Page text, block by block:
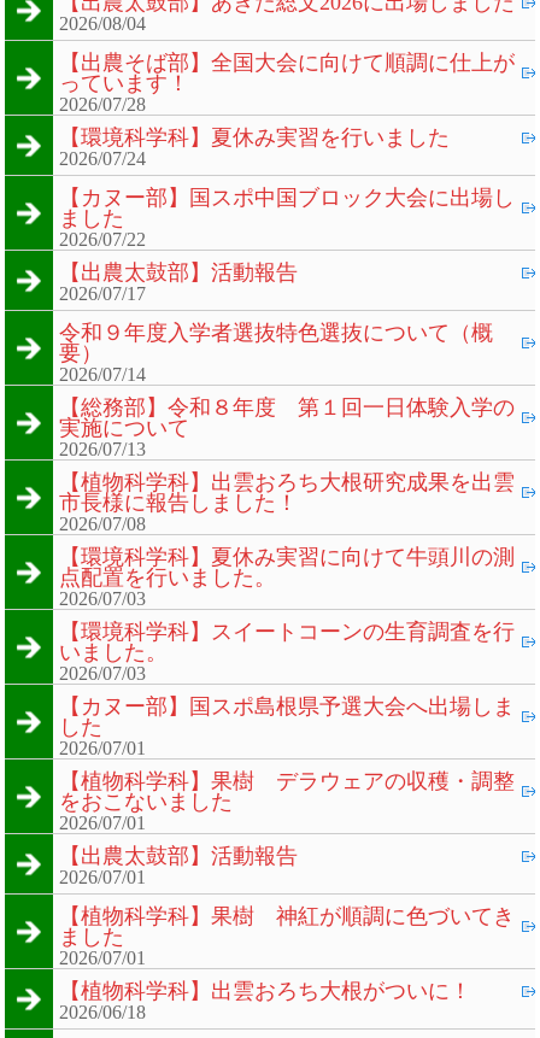
2026/08/04
【出農そば部】全国大会に向けて順調に仕上が
っています！
2026/07/28
【環境科学科】夏休み実習を行いました
2026/07/24
【カヌー部】国スポ中国ブロック大会に出場し
ました
2026/07/22
【出農太鼓部】活動報告
2026/07/17
令和９年度入学者選抜特色選抜について（概
要）
2026/07/14
【総務部】令和８年度 第１回一日体験入学の
実施について
2026/07/13
【植物科学科】出雲おろち大根研究成果を出雲
市長様に報告しました！
2026/07/08
【環境科学科】夏休み実習に向けて牛頭川の測
点配置を行いました。
2026/07/03
【環境科学科】スイートコーンの生育調査を行
いました。
2026/07/03
【カヌー部】国スポ島根県予選大会へ出場しま
した
2026/07/01
【植物科学科】果樹 デラウェアの収穫・調整
をおこないました
2026/07/01
【出農太鼓部】活動報告
2026/07/01
【植物科学科】果樹 神紅が順調に色づいてき
ました
2026/07/01
【植物科学科】出雲おろち大根がついに！
2026/06/18